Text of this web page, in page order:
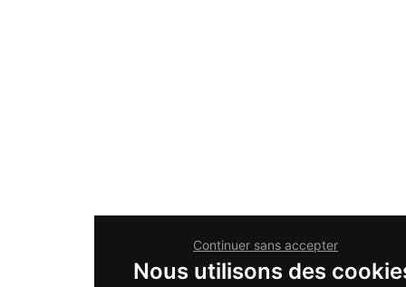
Nous utilisons des
Continuer sans accepter